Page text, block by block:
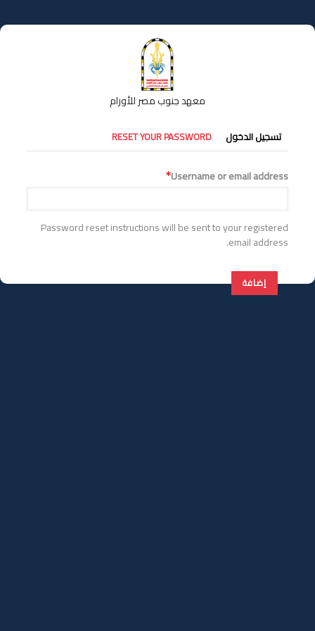
إلى
المحتوى
معهد جنوب مصر للأورام
التبويبات
الأساسية
تسجيل الدخول RESET YOUR PASSWORD
Username or email address
Password reset instructions will be sent to your registered
email address.